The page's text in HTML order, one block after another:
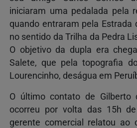
iniciaram uma pedalada pela
quando entraram pela Estrada
no sentido da Trilha da Pedra
O objetivo da dupla era
Salete, que pela topografia
Lourencinho, deságua em
O último contato de Gilberto
ocorreu por volta das 15h
gerente comercial relatou ao